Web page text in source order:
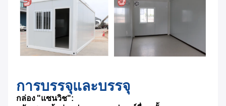
การบรรจุและบรรจุ
กล่อง "แซนวิช":